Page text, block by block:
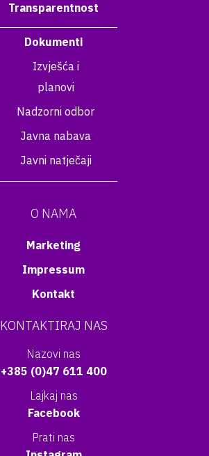
Transparentnost
Dokumenti
Izvješća i
planovi
Nadzorni odbor
Javna nabava
Javni natječaji
O NAMA
Marketing
Impressum
Kontakt
KONTAKTIRAJ NAS
Nazovi nas
+385 (0)47 611 400
Lajkaj nas
Facebook
Prati nas